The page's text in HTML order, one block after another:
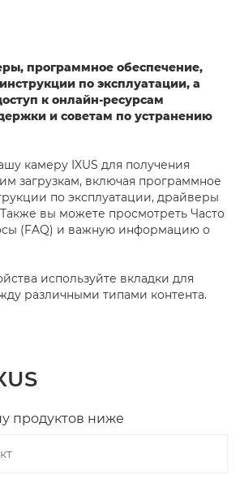
программное обеспечение,
по эксплуатации, а
к онлайн-ресурсам
и советам по устранению
камеру IXUS для получения
загрузкам, включая программное
по эксплуатации, драйверы
вы можете просмотреть Часто
(FAQ) и важную информацию о
используйте вкладки для
различными типами контента.
продуктов ниже